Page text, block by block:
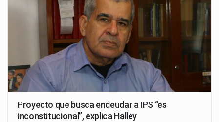
Proyecto que busca endeudar a IPS “es
inconstitucional”, explica Halley